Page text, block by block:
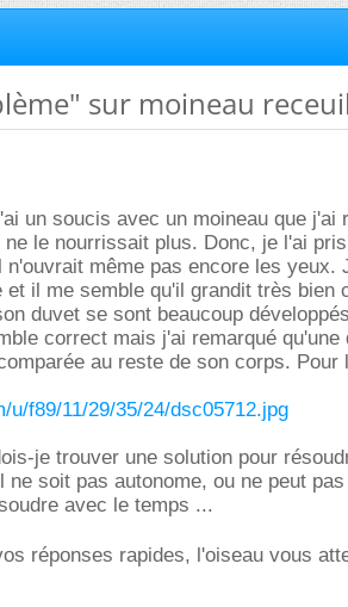
sur moineau
un soucis avec un moineau que j'ai
le nourrissait plus. Donc, je l'ai
n'ouvrait même pas encore les yeux.
et il me semble qu'il grandit très bien
duvet se sont beaucoup
correct mais j'ai remarqué
au reste de son corps.
u/f89/11/29/35/24/dsc05712.jpg
je trouver une solution pour
ne soit pas autonome, ou ne peut
avec le temps ...
réponses rapides, l'oiseau vous